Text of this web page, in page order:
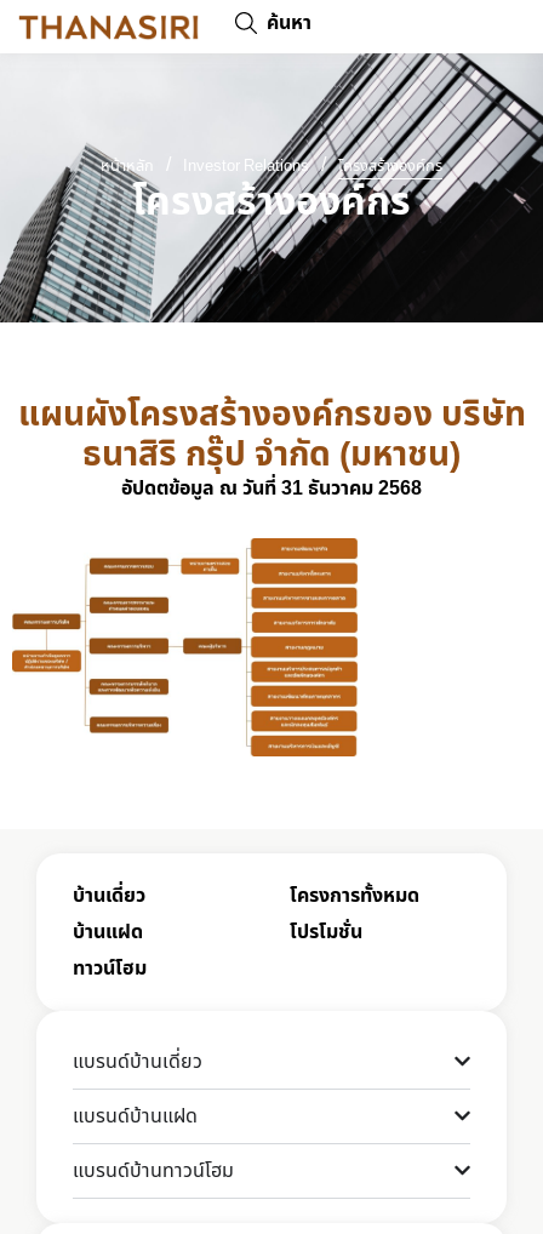
ค้นหา
หน้าหลัก / Investor Relations / โครงสร้างองค์กร
โครงสร้างองค์กร
แผนผังโครงสร้างองค์กรของ บริษัท
ธนาสิริ กรุ๊ป จํากัด (มหาชน)
อัปดตข้อมูล ณ วันที่ 31 ธันวาคม 2568
บ้านเดี่ยว
บ้านแฝด
ทาวน์โฮม
โครงการทั้งหมด
โปรโมชั่น
แบรนด์บ้านเดี่ยว
แบรนด์บ้านแฝด
แบรนด์บ้านทาวน์โฮม